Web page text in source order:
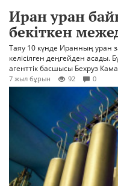
Иран уран
бекіткен
Таяу 10 күнде Иранның уран
келісілген деңгейден
агенттік басшысы Бехруз
7 жыл бұрын 92 0